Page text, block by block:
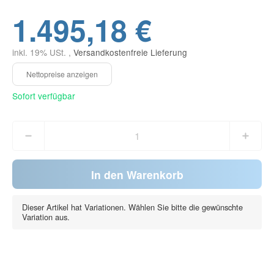
1.495,18 €
inkl. 19% USt. , Versandkostenfreie Lieferung
Sofort verfügbar
In den Warenkorb
Dieser Artikel hat Variationen. Wählen Sie bitte die gewünschte
Variation aus.